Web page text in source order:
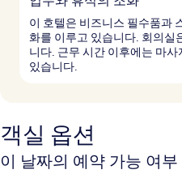
이 호텔은 비즈니스 필수품과
화를 이루고 있습니다. 회의실
니다. 근무 시간 이후에는 마
있습니다.
객실 옵션
이 날짜의 예약 가능 여부